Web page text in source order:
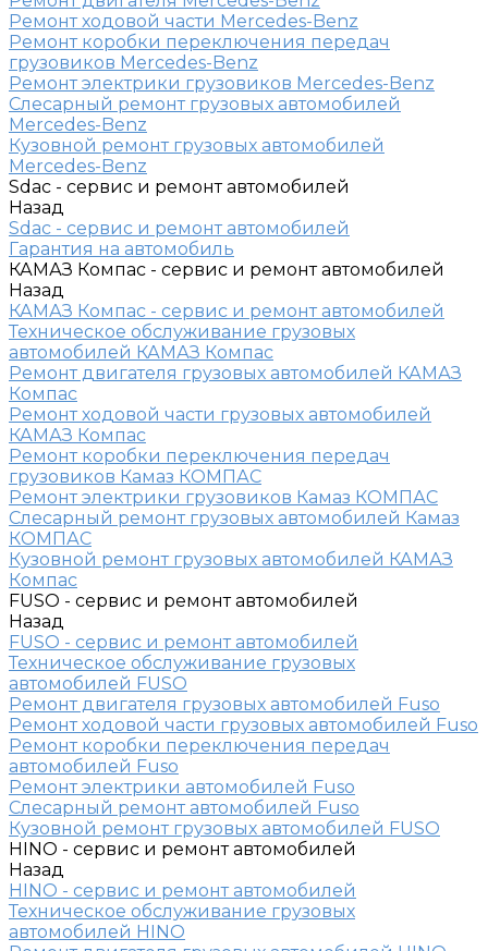
Ремонт ходовой части Mercedes-Benz
Ремонт коробки переключения передач
грузовиков Mercedes-Benz
Ремонт электрики грузовиков Mercedes-Benz
Слесарный ремонт грузовых автомобилей
Mercedes-Benz
Кузовной ремонт грузовых автомобилей
Mercedes-Benz
Sdac - сервис и ремонт автомобилей
Назад
Sdac - сервис и ремонт автомобилей
Гарантия на автомобиль
КАМАЗ Компас - сервис и ремонт автомобилей
Назад
КАМАЗ Компас - сервис и ремонт автомобилей
Техническое обслуживание грузовых
автомобилей КАМАЗ Компас
Ремонт двигателя грузовых автомобилей КАМАЗ
Компас
Ремонт ходовой части грузовых автомобилей
КАМАЗ Компас
Ремонт коробки переключения передач
грузовиков Камаз КОМПАС
Ремонт электрики грузовиков Камаз КОМПАС
Слесарный ремонт грузовых автомобилей Камаз
КОМПАС
Кузовной ремонт грузовых автомобилей КАМАЗ
Компас
FUSO - сервис и ремонт автомобилей
Назад
FUSO - сервис и ремонт автомобилей
Техническое обслуживание грузовых
автомобилей FUSO
Ремонт двигателя грузовых автомобилей Fuso
Ремонт ходовой части грузовых автомобилей Fuso
Ремонт коробки переключения передач
автомобилей Fuso
Ремонт электрики автомобилей Fuso
Слесарный ремонт автомобилей Fuso
Кузовной ремонт грузовых автомобилей FUSO
HINO - сервис и ремонт автомобилей
Назад
HINO - сервис и ремонт автомобилей
Техническое обслуживание грузовых
автомобилей HINO